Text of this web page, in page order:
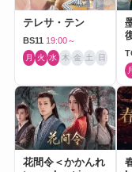
テレサ・テン
BS11 19:00～
月 火 水 木 金 土 日
花間令＜かかんれ